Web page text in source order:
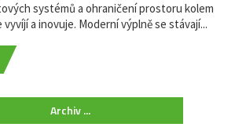
systémů a ohraničení prostoru kolem
a inovuje. Moderní výplně se stávají...
Archiv ...